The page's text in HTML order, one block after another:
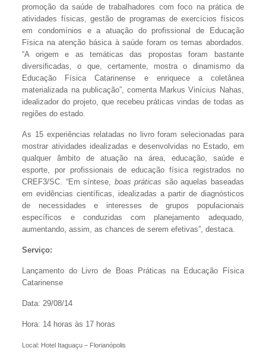
promoção da saúde de trabalhadores com foco na prática de
atividades físicas, gestão de programas de exercícios físicos
em condomínios e a atuação do profissional de Educação
Física na atenção básica à saúde foram os temas abordados.
“A origem e as temáticas das propostas foram bastante
diversificadas, o que, certamente, mostra o dinamismo da
Educação Física Catarinense e enriquece a coletânea
materializada na publicação”, comenta Markus Vinícius Nahas,
idealizador do projeto, que recebeu práticas vindas de todas as
regiões do estado.
As 15 experiências relatadas no livro foram selecionadas para
mostrar atividades idealizadas e desenvolvidas no Estado, em
qualquer âmbito de atuação na área, educação, saúde e
esporte, por profissionais de educação física registrados no
CREF3/SC. “Em síntese, boas práticas são aquelas baseadas
em evidências científicas, idealizadas a partir de diagnósticos
de necessidades e interesses de grupos populacionais
específicos e conduzidas com planejamento adequado,
aumentando, assim, as chances de serem efetivas”, destaca.
Serviço:
Lançamento do Livro de Boas Práticas na Educação Física
Catarinense
Data: 29/08/14
Hora: 14 horas às 17 horas
Local: Hotel Itaguaçu – Florianópolis